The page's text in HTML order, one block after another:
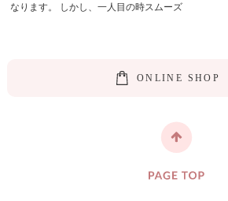
なります。 しかし、一人目の時スムーズ